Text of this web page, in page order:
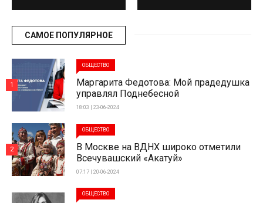
САМОЕ ПОПУЛЯРНОЕ
ОБЩЕСТВО
Маргарита Федотова: Мой прадедушка
управлял Поднебесной
18:03 | 23-06-2024
1
ОБЩЕСТВО
В Москве на ВДНХ широко отметили
Всечувашский «Акатуй»
07:17 | 20-06-2024
2
ОБЩЕСТВО